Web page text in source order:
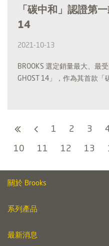
「碳中和」認證第
14
2021-10-13
BROOKS 選定銷量最大、最
GHOST 14」，作為其首款「
1 2 3
10 11 12 13
關於 Brooks
系列產品
最新消息